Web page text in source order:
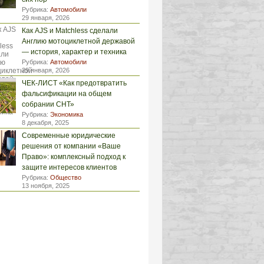
Рубрика: Автомобили
29 января, 2026
Как AJS и Matchless сделали
Англию мотоциклетной державой
— история, характер и техника
Рубрика: Автомобили
29 января, 2026
ЧЕК-ЛИСТ «Как предотвратить
фальсификации на общем
собрании СНТ»
Рубрика: Экономика
8 декабря, 2025
Современные юридические
решения от компании «Ваше
Право»: комплексный подход к
защите интересов клиентов
Рубрика: Общество
13 ноября, 2025